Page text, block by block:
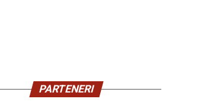
PARTENERI